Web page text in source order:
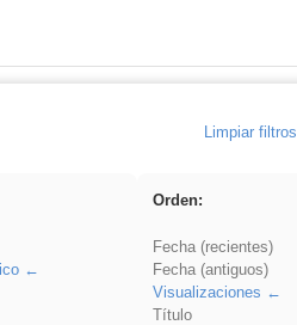
Limpiar filtros
Orden:
Fecha (recientes)
Fecha (antiguos)
Visualizaciones
Título